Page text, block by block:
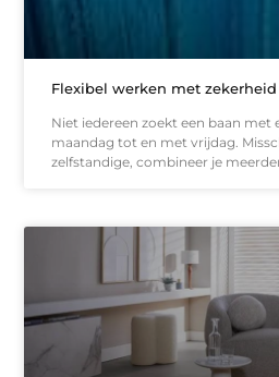
Flexibel werken met
Niet iedereen zoekt een baan met
maandag tot en met vrijdag.
zelfstandige, combineer je